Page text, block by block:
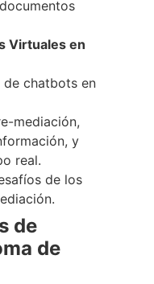
Virtuales en
de chatbots en
mediación,
y
real.
de los
de
de